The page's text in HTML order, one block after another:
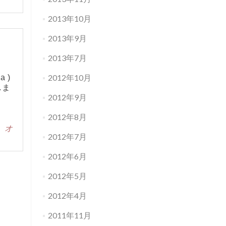
)
オ
2013年10月
2013年9月
2013年7月
2012年10月
2012年9月
2012年8月
2012年7月
2012年6月
2012年5月
2012年4月
2011年11月